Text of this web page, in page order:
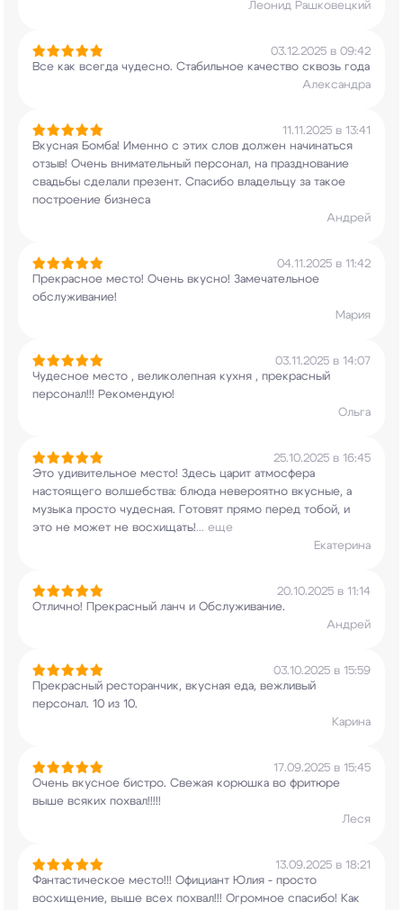
Леонид Рашковецкий
03.12.2025 в 09:42
Все как всегда чудесно. Стабильное качество сквозь года
Александра
11.11.2025 в 13:41
Вкусная Бомба! Именно с этих слов должен начинаться
отзыв! Очень внимательный персонал, на празднование
свадьбы сделали презент. Спасибо владельцу за такое
построение бизнеса
Андрей
04.11.2025 в 11:42
Прекрасное место! Очень вкусно! Замечательное
обслуживание!
Мария
03.11.2025 в 14:07
Чудесное место , великолепная кухня , прекрасный
персонал!!! Рекомендую!
Ольга
25.10.2025 в 16:45
Это удивительное место! Здесь царит атмосфера
настоящего волшебства: блюда невероятно вкусные, а
музыка просто чудесная. Готовят прямо перед тобой, и
это не может не восхищать!... еще
Екатерина
20.10.2025 в 11:14
Отлично! Прекрасный ланч и Обслуживание.
Андрей
03.10.2025 в 15:59
Прекрасный ресторанчик, вкусная еда, вежливый
персонал. 10 из 10.
Карина
17.09.2025 в 15:45
Очень вкусное бистро. Свежая корюшка во фритюре
выше всяких похвал!!!!!
Леся
13.09.2025 в 18:21
Фантастическое место!!! Официант Юлия - просто
восхищение, выше всех похвал!!! Огромное спасибо! Как